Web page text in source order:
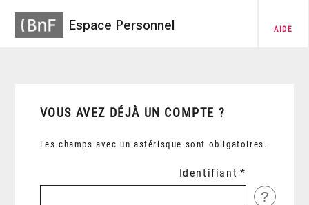
Espace Personnel AIDE
VOUS AVEZ DÉJÀ UN COMPTE ?
Les champs avec un astérisque sont obligatoires.
Identifiant
?